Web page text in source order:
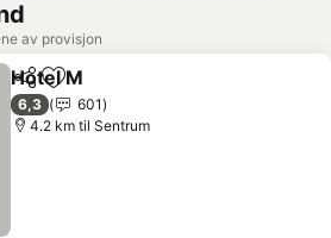
av provisjon
Del Legg til i favoritter
Hotel M
6,3
601
4.2 km til Sentrum